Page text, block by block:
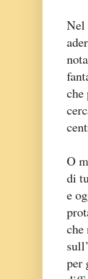
Nel
che
O
di
e
che
per